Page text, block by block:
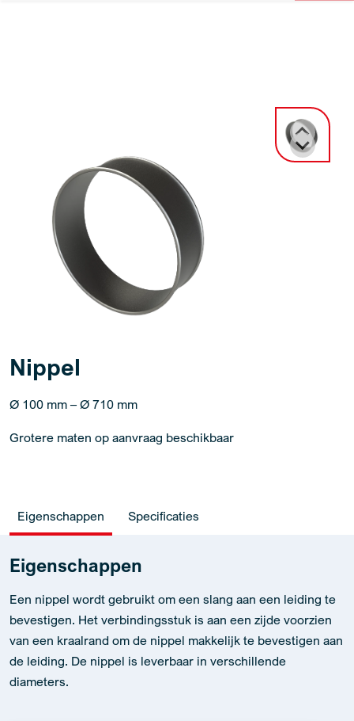
Nippel
Ø 100 mm – Ø 710 mm
Grotere maten op aanvraag beschikbaar
Eigenschappen Specificaties
Eigenschappen
Een nippel wordt gebruikt om een slang aan een leiding te
bevestigen. Het verbindingsstuk is aan een zijde voorzien
van een kraalrand om de nippel makkelijk te bevestigen aan
de leiding. De nippel is leverbaar in verschillende
diameters.